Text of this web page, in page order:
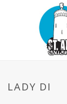
LADY DI